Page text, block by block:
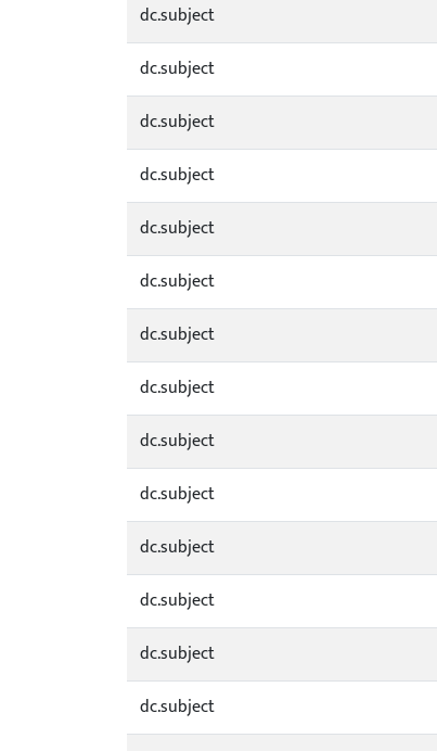
dc.subject
dc.subject
dc.subject
dc.subject
dc.subject
dc.subject
dc.subject
dc.subject
dc.subject
dc.subject
dc.subject
dc.subject
dc.subject
dc.subject